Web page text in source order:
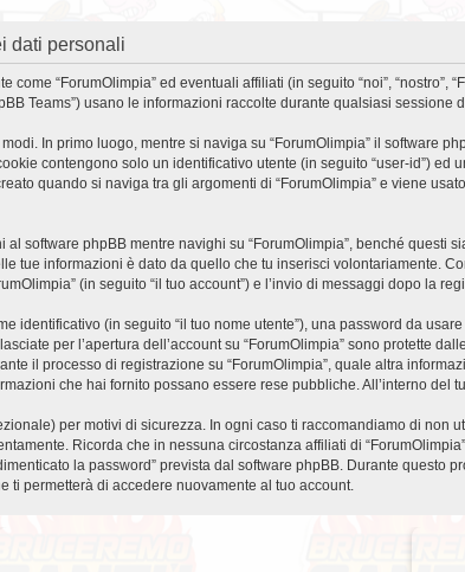
dati personali
“ForumOlimpia” ed eventuali affiliati (in seguito “noi”, “nostro”,
Teams”) usano le informazioni raccolte durante qualsiasi sessione
In primo luogo, mentre si naviga su “ForumOlimpia” il software
contengono solo un identificativo utente (in seguito “user-id”)
quando si naviga tra gli argomenti di “ForumOlimpia” e viene
al software phpBB mentre navighi su “ForumOlimpia”, benché
tue informazioni è dato da quello che tu inserisci volontariamente.
(in seguito “il tuo account”) e l’invio di messaggi dopo la
identificativo (in seguito “il tuo nome utente”), una password da
per l’apertura dell’account su “ForumOlimpia” sono protette
il processo di registrazione su “ForumOlimpia”, quale altra
che hai fornito possano essere rese pubbliche. All’interno
per motivi di sicurezza. In ogni caso ti raccomandiamo di
Ricorda che in nessuna circostanza affiliati di
la password” prevista dal software phpBB. Durante
ti permetterà di accedere nuovamente al tuo account.